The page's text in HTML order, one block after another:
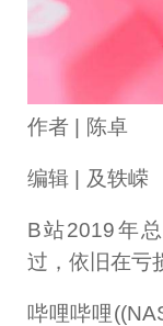
作者 | 陈卓
编辑 | 及轶嵘
B站2019年
过，依旧在亏
哔哩哔哩